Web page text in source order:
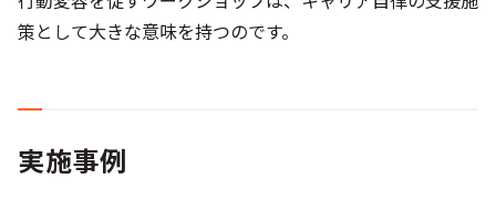
策として大きな意味を持つのです。
実施事例